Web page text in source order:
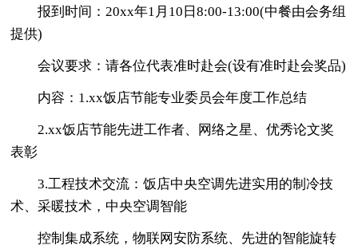
报到时间：20xx年1月10日8:00-13:00(中餐由会务组
提供)
会议要求：请各位代表准时赴会(设有准时赴会奖品)
内容：1.xx饭店节能专业委员会年度工作总结
2.xx饭店节能先进工作者、网络之星、优秀论文奖
表彰
3.工程技术交流：饭店中央空调先进实用的制冷技
术、采暖技术，中央空调智能
控制集成系统，物联网安防系统、先进的智能旋转